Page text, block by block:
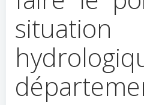
situation